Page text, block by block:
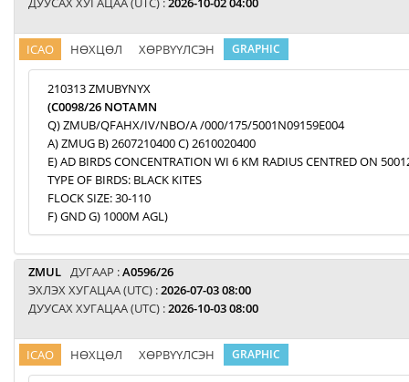
ICAO НӨХЦӨЛ ХӨРВҮҮЛСЭН GRAPHIC
210313 ZMUBYNYX
(C0098/26 NOTAMN
Q) ZMUB/QFAHX/IV/NBO/A /000/175/5001N09159E004
A) ZMUG B) 2607210400 C) 2610020400
E) AD BIRDS CONCENTRATION WI 6 KM RADIUS CENTRED ON
TYPE OF BIRDS: BLACK KITES
FLOCK SIZE: 30-110
F) GND G) 1000M AGL)
ZMUL ДУГААР :A0596/26
ЭХЛЭХ ХУГАЦАА (UTC) :2026-07-03 08:00
ДУУСАХ ХУГАЦАА (UTC) :2026-10-03 08:00
ICAO НӨХЦӨЛ ХӨРВҮҮЛСЭН GRAPHIC